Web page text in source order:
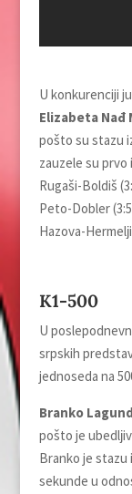
U konkurenciji
Elizabeta Nađ
pošto su stazu
zauzele su
Rugaši-Boldiš
Peto-Dobler
Hazova-
K1-500
U
srpskih
jednoseda na
Branko
pošto je
Branko je stazu
sekunde u